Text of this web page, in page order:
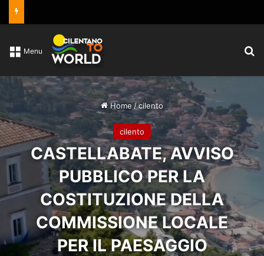
Menu
Home /cilento
cilento
CASTELLABATE, AVVISO
PUBBLICO PER LA
COSTITUZIONE DELLA
COMMISSIONE LOCALE
PER IL PAESAGGIO